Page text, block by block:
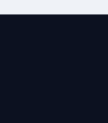
तिरंगा यात्रा